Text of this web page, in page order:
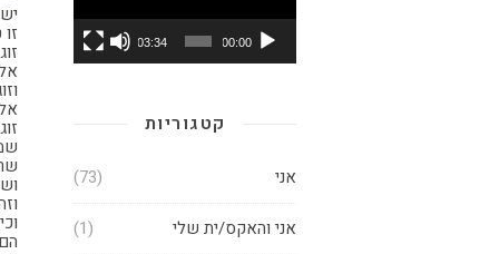
00:00
03:34
קטגוריות
אני (73)
אני והאקס/ית שלי (1)